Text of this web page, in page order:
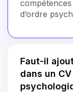
d’ordre
Faut-il
dans un